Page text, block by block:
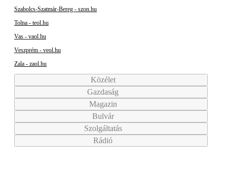
Szabolcs-Szatmár-Bereg - szon.hu
Tolna - teol.hu
Vas - vaol.hu
Veszprém - veol.hu
Zala - zaol.hu
Közélet
Gazdaság
Magazin
Bulvár
Szolgáltatás
Rádió